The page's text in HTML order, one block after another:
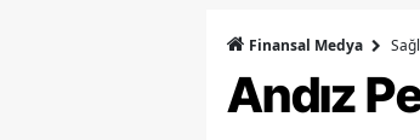
Finansal Medya
Andız